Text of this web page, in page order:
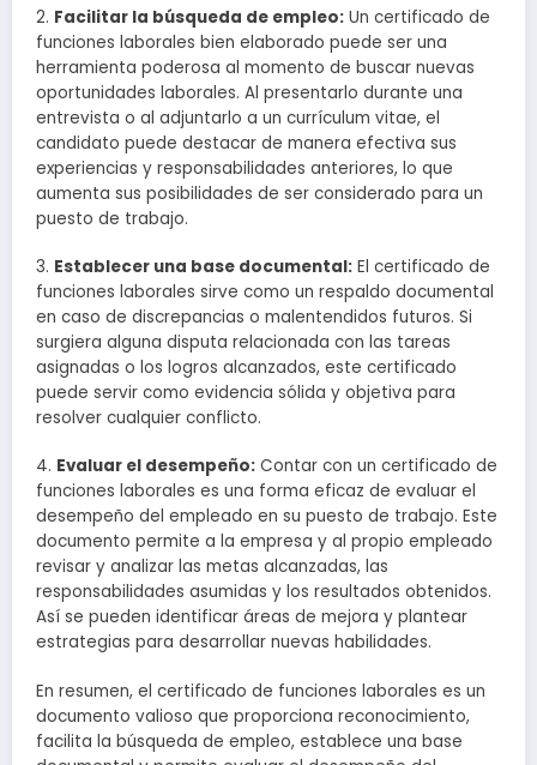
2. Facilitar la búsqueda de empleo: Un certificado de
funciones laborales bien elaborado puede ser una
herramienta poderosa al momento de buscar nuevas
oportunidades laborales. Al presentarlo durante una
entrevista o al adjuntarlo a un currículum vitae, el
candidato puede destacar de manera efectiva sus
experiencias y responsabilidades anteriores, lo que
aumenta sus posibilidades de ser considerado para un
puesto de trabajo.
3. Establecer una base documental: El certificado de
funciones laborales sirve como un respaldo documental
en caso de discrepancias o malentendidos futuros. Si
surgiera alguna disputa relacionada con las tareas
asignadas o los logros alcanzados, este certificado
puede servir como evidencia sólida y objetiva para
resolver cualquier conflicto.
4. Evaluar el desempeño: Contar con un certificado de
funciones laborales es una forma eficaz de evaluar el
desempeño del empleado en su puesto de trabajo. Este
documento permite a la empresa y al propio empleado
revisar y analizar las metas alcanzadas, las
responsabilidades asumidas y los resultados obtenidos.
Así se pueden identificar áreas de mejora y plantear
estrategias para desarrollar nuevas habilidades.
En resumen, el certificado de funciones laborales es un
documento valioso que proporciona reconocimiento,
facilita la búsqueda de empleo, establece una base